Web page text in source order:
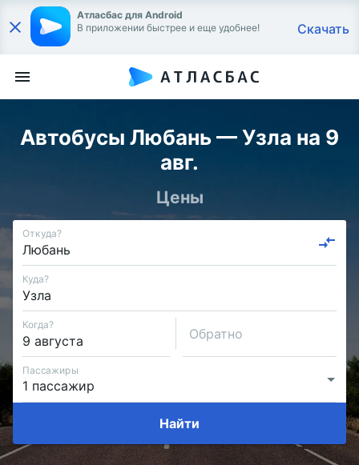
Атласбас для Android
В приложении быстрее и еще удобнее!
Скачать
Автобусы Любань — Узла на 9
авг.
Цены
Откуда?
Куда?
Когда?
Обратно
Пассажиры
Найти